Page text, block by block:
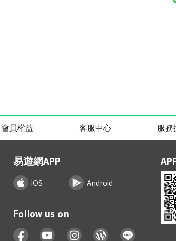
會員權益 客服中心 服務
易遊網APP
iOS Android
Follow us on